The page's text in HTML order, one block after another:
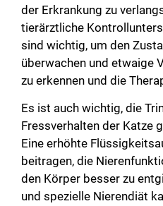
der Erkrankung zu
tierärztliche
sind wichtig, um den
überwachen und etwaige
zu erkennen und die
Es ist auch wichtig, die
Fressverhalten der Katze
Eine erhöhte
beitragen, die
den Körper besser zu
und spezielle Nierendiät